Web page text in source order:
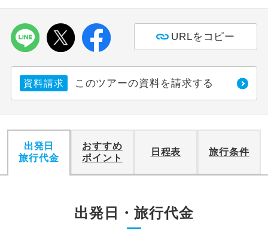
URLをコピー
資料請求 このツアーの資料を請求する
出発日
旅行代金
おすすめ
ポイント
日程表 旅行条件
出発日・旅行代金
おひとり様バ
ス2席利用
おひとり様でバス席を2席利⽤できま
す。